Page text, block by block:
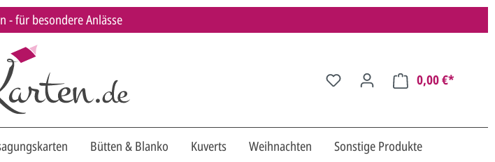
- für besondere Anlässe
0,00 €*
Bütten & Blanko Kuverts Weihnachten Sonstige Produkte